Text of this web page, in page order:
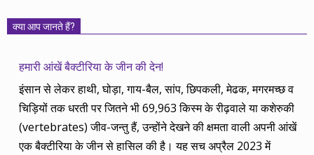
क्या आप जानते हैं?
हमारी आंखें बैक्टीरिया के जीन की देन!
इंसान से लेकर हाथी, घोड़ा, गाय-बैल, सांप, छिपकली, मेढक, मगरमच्छ व
चिड़ियों तक धरती पर जितने भी 69,963 किस्म के रीढ़वाले या कशेरुकी
(vertebrates) जीव-जन्तु हैं, उन्होंने देखने की क्षमता वाली अपनी आंखें
एक बैक्टीरिया के जीन से हासिल की है। यह सच अप्रैल 2023 में